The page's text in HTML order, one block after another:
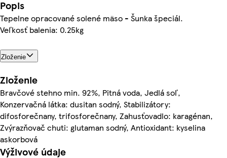
Popis
Tepelne opracované solené mäso - Šunka špeciál.
Veľkosť balenia: 0.25kg
Zloženie
Zloženie
Bravčové stehno min. 92%, Pitná voda, Jedlá soľ,
Konzervačná látka: dusitan sodný, Stabilizátory:
difosforečnany, trifosforečnany, Zahusťovadlo: karagénan,
Zvýrazňovač chuti: glutaman sodný, Antioxidant: kyselina
askorbová
Výživové údaje